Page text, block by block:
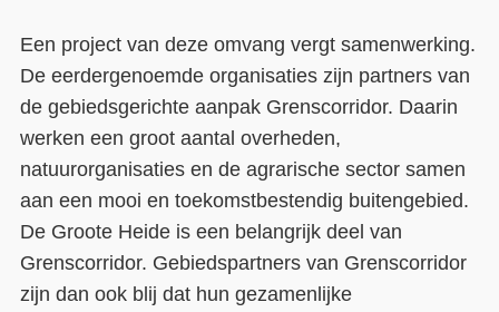
Een project van deze omvang vergt samenwerking.
De eerdergenoemde organisaties zijn partners van
de gebiedsgerichte aanpak Grenscorridor. Daarin
werken een groot aantal overheden,
natuurorganisaties en de agrarische sector samen
aan een mooi en toekomstbestendig buitengebied.
De Groote Heide is een belangrijk deel van
Grenscorridor. Gebiedspartners van Grenscorridor
zijn dan ook blij dat hun gezamenlijke